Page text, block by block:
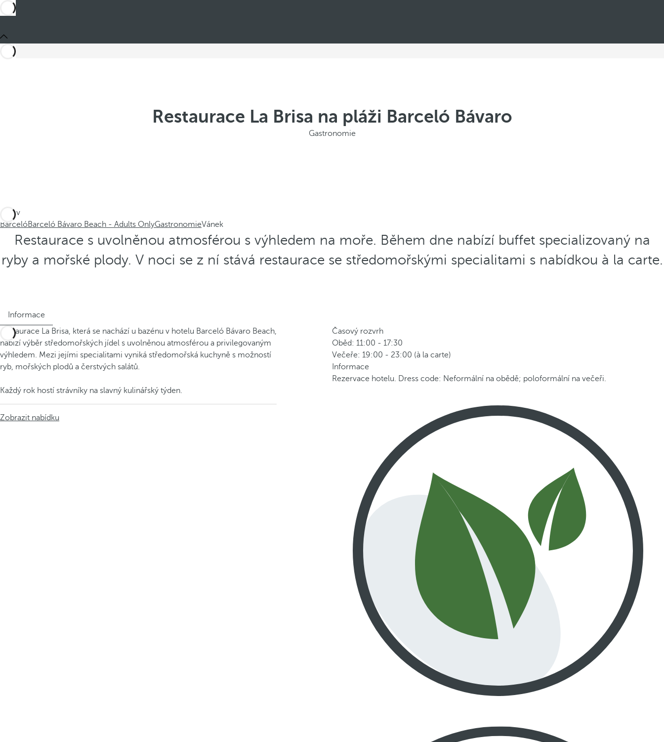
Restaurace La Brisa na pláži Barceló Bávaro
Gastronomie
Jste v
BarcelóBarceló Bávaro Beach - Adults OnlyGastronomieVánek
Restaurace s uvolněnou atmosférou s výhledem na moře. Během dne nabízí buffet specializovaný na
ryby a mořské plody. V noci se z ní stává restaurace se středomořskými specialitami s nabídkou à la carte.
Informace
Restaurace La Brisa, která se nachází u bazénu v hotelu Barceló Bávaro Beach,
nabízí výběr středomořských jídel s uvolněnou atmosférou a privilegovaným
výhledem. Mezi jejími specialitami vyniká středomořská kuchyně s možností
ryb, mořských plodů a čerstvých salátů.
Každý rok hostí strávníky na slavný kulinářský týden.
Zobrazit nabídku
Časový rozvrh
Oběd: 11:00 - 17:30
Večeře: 19:00 - 23:00 (à la carte)
Informace
Rezervace hotelu. Dress code: Neformální na obědě; poloformální na večeři.